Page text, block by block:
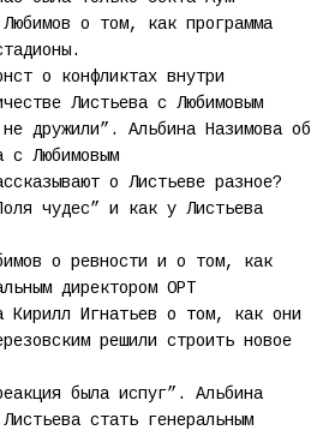
о том, как программа
о конфликтах внутри
Листьева с Любимовым
дружили”. Альбина Назимова об
с Любимовым
о Листьеве разное?
чудес” и как у Листьева
о ревности и о том, как
директором ОРТ
Кирилл Игнатьев о том, как они
решили строить новое
была испуг”. Альбина
стать генеральным